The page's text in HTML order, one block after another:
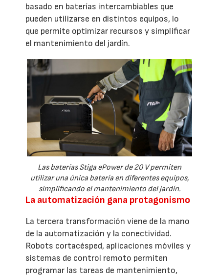
basado en baterías intercambiables que
pueden utilizarse en distintos equipos, lo
que permite optimizar recursos y simplificar
el mantenimiento del jardín.
Las baterías Stiga ePower de 20 V permiten
utilizar una única batería en diferentes equipos,
simplificando el mantenimiento del jardín.
La automatización gana protagonismo
La tercera transformación viene de la mano
de la automatización y la conectividad.
Robots cortacésped, aplicaciones móviles y
sistemas de control remoto permiten
programar las tareas de mantenimiento,